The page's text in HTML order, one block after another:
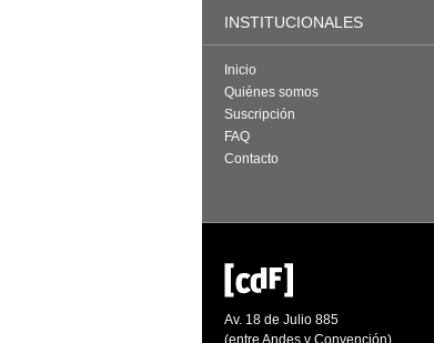
INSTITUCIONALES
Inicio
Quiénes somos
Suscripción
FAQ
Contacto
Av. 18 de Julio 885
(entre Andes y Convención)